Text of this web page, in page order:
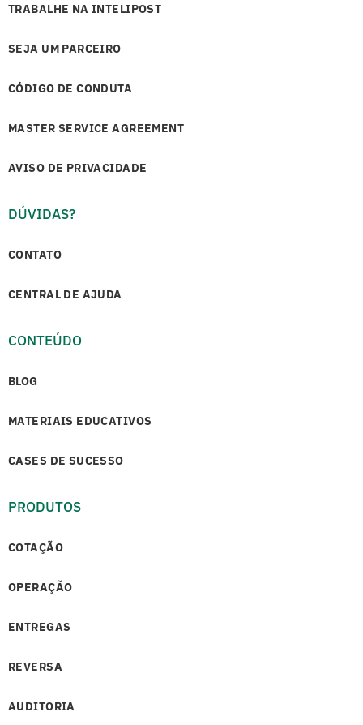
TRABALHE NA INTELIPOST
SEJA UM PARCEIRO
CÓDIGO DE CONDUTA
MASTER SERVICE AGREEMENT
AVISO DE PRIVACIDADE
DÚVIDAS?
CONTATO
CENTRAL DE AJUDA
CONTEÚDO
BLOG
MATERIAIS EDUCATIVOS
CASES DE SUCESSO
PRODUTOS
COTAÇÃO
OPERAÇÃO
ENTREGAS
REVERSA
AUDITORIA